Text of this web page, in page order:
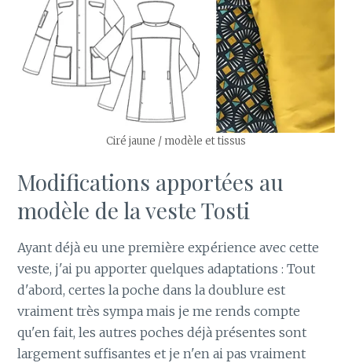
Ciré jaune / modèle et tissus
Modifications apportées au
modèle de la veste Tosti
Ayant déjà eu une première expérience avec cette
veste, j'ai pu apporter quelques adaptations : Tout
d'abord, certes la poche dans la doublure est
vraiment très sympa mais je me rends compte
qu'en fait, les autres poches déjà présentes sont
largement suffisantes et je n'en ai pas vraiment